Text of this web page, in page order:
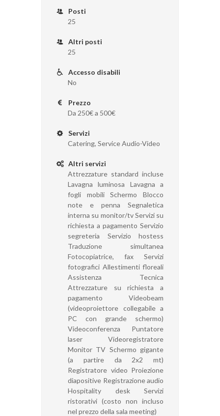
Posti
25
Altri posti
25
Accesso disabili
No
Prezzo
Da 250€ a 500€
Servizi
Catering, Service Audio-Video
Altri servizi
Attrezzature standard incluse
Lavagna luminosa Lavagna a
fogli mobili Schermo Blocco
note e penna Segnaletica
interna su monitor/tv Servizi su
richiesta a pagamento Servizio
segreteria Servizio hostess
Traduzione simultanea
Fotocopiatrice, fax Servizi
fotografici Allestimenti floreali
Assistenza Tecnica
Attrezzature su richiesta a
pagamento Videobeam
(videoproiettore collegabile a
PC con grande schermo)
Videoconferenza Puntatore
laser Videoregistratore
Monitor TV Schermo gigante
(a partire da 2x2 mt)
Registratore video Proiezione
diapositive Registrazione audio
Hospitality desk Servizi
ristorativi (costo non incluso
nel prezzo della sala meeting)